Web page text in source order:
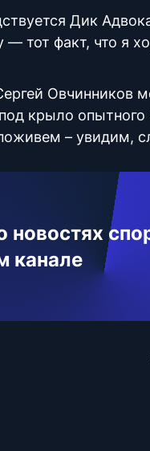
Дик
тот факт, что я
Овчинников
крыло
– увидим,
новостях
канале